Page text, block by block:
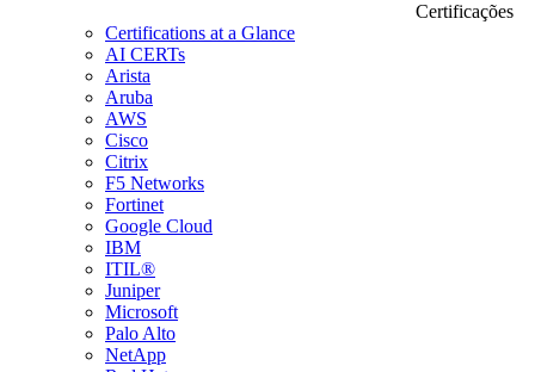
Certificações
Certifications at a Glance
AI CERTs
Arista
Aruba
AWS
Cisco
Citrix
F5 Networks
Fortinet
Google Cloud
IBM
ITIL®
Juniper
Microsoft
Palo Alto
NetApp